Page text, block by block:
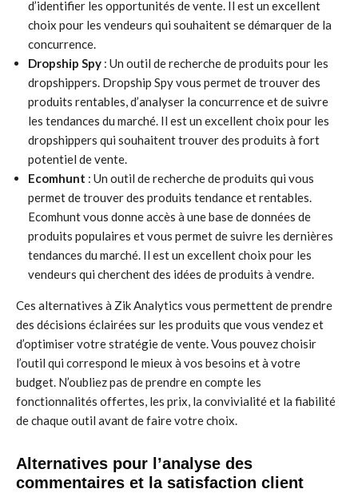
d’identifier les opportunités de vente. Il est un excellent
choix pour les vendeurs qui souhaitent se démarquer de la
concurrence.
Dropship Spy : Un outil de recherche de produits pour les
dropshippers. Dropship Spy vous permet de trouver des
produits rentables, d’analyser la concurrence et de suivre
les tendances du marché. Il est un excellent choix pour les
dropshippers qui souhaitent trouver des produits à fort
potentiel de vente.
Ecomhunt : Un outil de recherche de produits qui vous
permet de trouver des produits tendance et rentables.
Ecomhunt vous donne accès à une base de données de
produits populaires et vous permet de suivre les dernières
tendances du marché. Il est un excellent choix pour les
vendeurs qui cherchent des idées de produits à vendre.
Ces alternatives à Zik Analytics vous permettent de prendre
des décisions éclairées sur les produits que vous vendez et
d’optimiser votre stratégie de vente. Vous pouvez choisir
l’outil qui correspond le mieux à vos besoins et à votre
budget. N’oubliez pas de prendre en compte les
fonctionnalités offertes, les prix, la convivialité et la fiabilité
de chaque outil avant de faire votre choix.
Alternatives pour l’analyse des
commentaires et la satisfaction client